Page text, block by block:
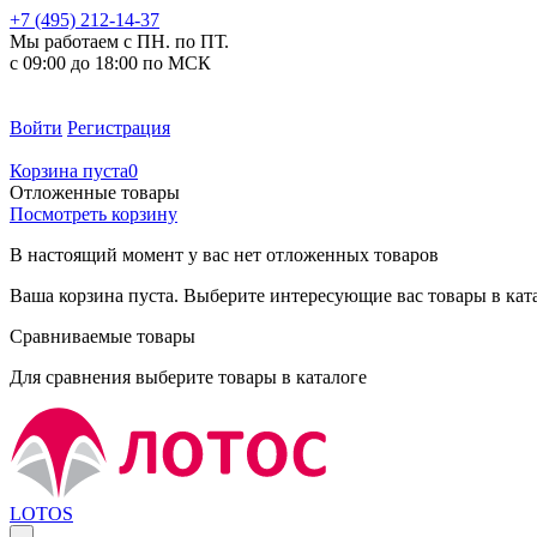
+7 (495) 212-14-37
Мы работаем с ПН. по ПТ.
с 09:00 до 18:00 по МСК
Войти Регистрация
Корзина пуста0
Отложенные товары
Посмотреть корзину
В настоящий момент у вас нет отложенных товаров
Ваша корзина пуста. Выберите интересующие вас товары в
Сравниваемые товары
Для сравнения выберите товары в каталоге
LOTOS